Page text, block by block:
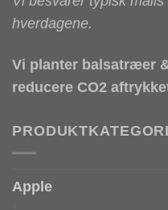
hverdagene.
Vi planter balsatræer
reducere CO2
Apple